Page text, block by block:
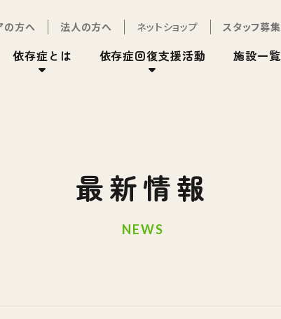
の方へ 法人の方へ ネットショップ スタッフ募集
依存症とは 依存症回復支援活動 施設一覧
最新情報
NEWS